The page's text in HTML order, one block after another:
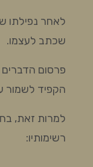
לאחר נפילתו
שכתב לעצמו.
פרסום הדברים
הקפיד לשמור
למרות זאת,
רשימותיו: